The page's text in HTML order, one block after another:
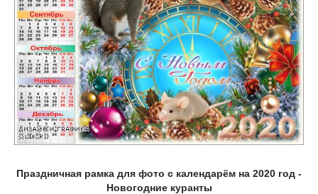
Праздничная рамка для фото с календарём на 2020 год -
Новогодние куранты